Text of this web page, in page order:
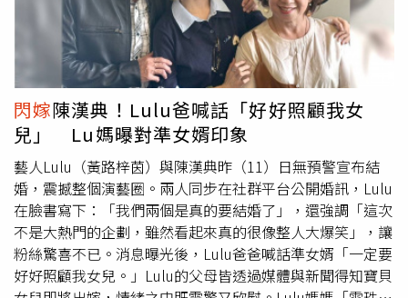
同意下離婚，侵害了婚姻中所保護的人格法益，且情節重
大，得請求精神慰撫金。綜合小蓮的行為方式、對阿大造成
的傷害等因素，認定阿大請求之精神慰撫金金額應以10萬元
為適當，一審判處小蓮須向阿大賠償10萬元，全案仍可上
訴。
生活依舊維持原有節奏。這組樸實婚紗照也感受到她對生活
的熱愛與珍惜，她特別感謝當天協助拍攝與造型的好友們，
包括攝影師邱、協助場控的樽以及梳化師怡真，「即便在高
溫市場中也都沒有脫妝的神乎其技」，展現團隊默契與專
業。范宸菲自《植劇場》系列出道，曾參與多部影視作品，
包含《戀愛沙塵暴》、《積木之家》，近年持續活躍於戲劇
圈，不僅演出八點檔作品如《炮仔聲》、《天道》，也參與
《你好，我是誰2》、《院長爸爸》等大愛劇。范宸菲2022
年更以《國際橋牌社2》入圍第57屆金鐘獎戲劇節目女主角
獎，演技備受肯定。范宸菲也在最後向粉絲與大眾獻上祝
福：「好的～我們繼續過生活了。也祝福大家，在每時每刻
都能感受到各種值得珍惜的吉光。」
閃嫁陳漢典！Lulu爸喊話「好好照顧我女
兒」 Lu媽曝對準女婿印象
藝人Lulu（黃路梓茵）與陳漢典昨（11）日無預警宣布結
婚，震撼整個演藝圈。兩人同步在社群平台公開婚訊，Lulu
在臉書寫下：「我們兩個是真的要結婚了」，還強調「這次
不是大熱門的企劃，雖然看起來真的很像整人大爆笑」，讓
粉絲驚喜不已。消息曝光後，Lulu爸爸喊話準女婿「一定要
好好照顧我女兒。」Lulu的父母皆透過媒體與新聞得知寶貝